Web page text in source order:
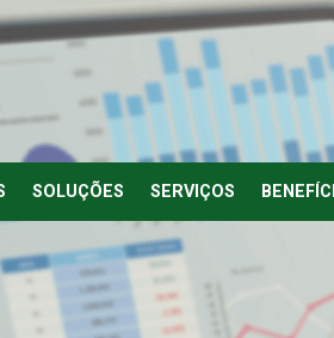
SOLUÇÕES SERVIÇOS